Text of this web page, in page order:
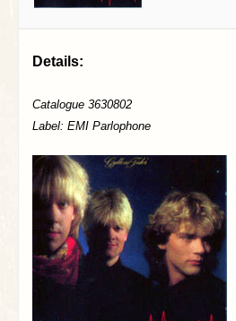
Details:
Catalogue 3630802
Label: EMI Parlophone